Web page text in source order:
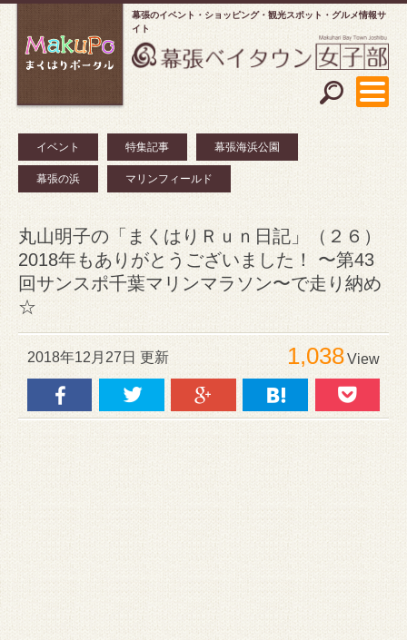
幕張のイベント・ショッピング
観光スポット・グルメ情報サ
イト
イベント 特集記事 幕張海浜公園
幕張の浜 マリンフィールド
丸山明子の「まくはりＲｕｎ日記」（２６）
2018年もありがとうございました！ 〜第43
回サンスポ千葉マリンマラソン〜で走り納め
☆
2018年12月27日 更新 1,038View